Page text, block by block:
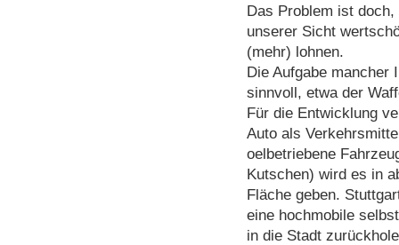
Das Problem ist
unserer Sicht
(mehr) lohnen.
Die Aufgabe mancher
sinnvoll, etwa der
Für die Entwicklung
Auto als
oelbetriebene
Kutschen) wird es in
Fläche geben.
eine hochmobile
in die Stadt